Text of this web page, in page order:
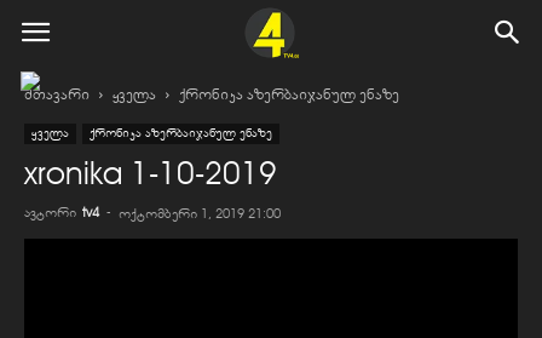
მთავარი ყველა ქრონიკა აზერბაიჯანულ ენაზე
ყველა ქრონიკა აზერბაიჯანულ ენაზე
xronika 1-10-2019
ავტორი tv4 - ოქტომბერი 1, 2019 21:00